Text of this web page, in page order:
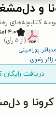
و
کتابچه‌های
۴.۰ امتیاز
(از ۵ رأی)
پورامینی
زائر رضوی
دریافت رایگان
و